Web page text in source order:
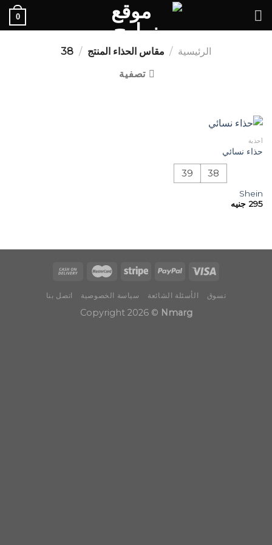
0
الرئيسية / مقاس الحذاء المنتج /
38
تصفية
أحذية
حذاء نسائي
38
39
Shein
295 جنيه
تسوق الأسئلة الشائعة سياسة الخصوصية اتصل بنا
Copyright 2026 © Nmarg